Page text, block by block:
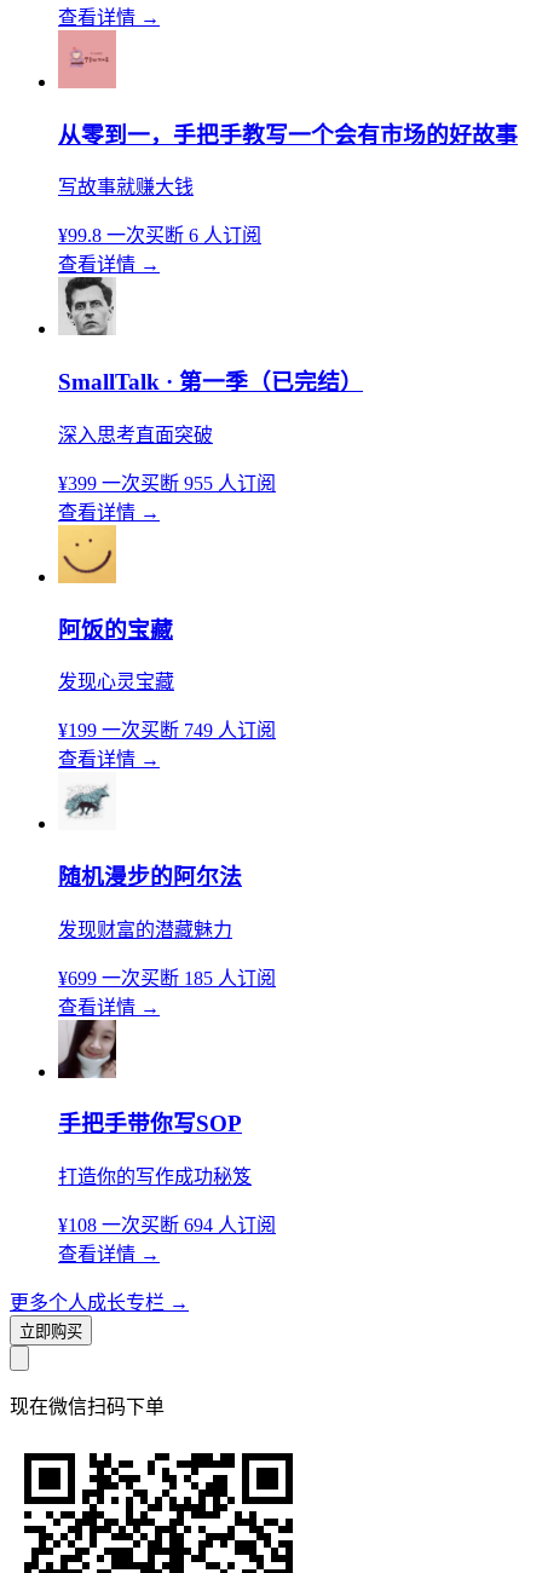
查看详情 →
从零到一，手把手教写一个会有市场的好故事
写故事就赚大钱
¥99.8 一次买断 6 人订阅
查看详情 →
SmallTalk · 第一季（已完结）
深入思考直面突破
¥399 一次买断 955 人订阅
查看详情 →
阿饭的宝藏
发现心灵宝藏
¥199 一次买断 749 人订阅
查看详情 →
随机漫步的阿尔法
发现财富的潜藏魅力
¥699 一次买断 185 人订阅
查看详情 →
手把手带你写SOP
打造你的写作成功秘笈
¥108 一次买断 694 人订阅
查看详情 →
更多个人成长专栏 →
立即购买
现在微信扫码下单